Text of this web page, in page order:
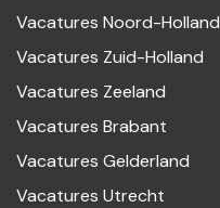
Vacatures Noord-Holland
Vacatures Zuid-Holland
Vacatures Zeeland
Vacatures Brabant
Vacatures Gelderland
Vacatures Utrecht